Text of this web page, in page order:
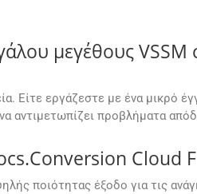
μεγέθους VSSM
Είτε εργάζεστε με ένα μικρό
αντιμετωπίζει προβλήματα
Cloud
ποιότητας έξοδο για τις